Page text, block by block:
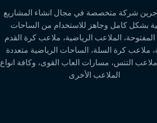
شركة متخصصة في مجال انشاء المشاريع
بشكل كامل وجاهز للاستخدام من الساحات
المفتوحة، الملاعب الرياضية، ملاعب كرة القدم
ملاعب كرة السلة، الساحات الرياضية متعددة
التنس، مسارات العاب القوى، وكافة انواع
الملاعب الأخرى